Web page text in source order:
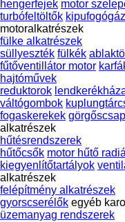
hengerfejek motor
turbófeltöltők
motoralkatrészek
fülke alkatrészek
süllyeszték fülkék
fűtőventillátor motor
hajtóművek
reduktorok
váltógombok
fogaskerekek
alkatrészek
hűtésrendszerek
hűtőcsők motor hűtő
kiegyenlítőtartályok
alkatrészek
felépítmény alkatrészek
gyorscserélők egyéb
üzemanyag rendszerek